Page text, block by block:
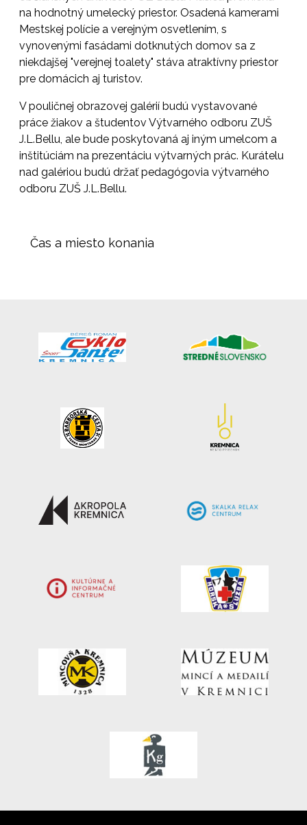
na hodnotný umelecký priestor. Osadená kamerami
Mestskej polície a verejným osvetlením, s
vynovenými fasádami dotknutých domov sa z
niekdajšej "verejnej toalety" stáva atraktívny priestor
pre domácich aj turistov.
V pouličnej obrazovej galérií budú vystavované
práce žiakov a študentov Výtvarného odboru ZUŠ
J.L.Bellu, ale bude poskytovaná aj iným umelcom a
inštitúciám na prezentáciu výtvarných prác. Kurátelu
nad galériou budú držať pedagógovia výtvarného
odboru ZUŠ J.L.Bellu.
Čas a miesto konania